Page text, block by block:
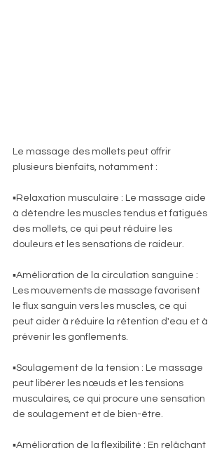
Le massage des mollets peut offrir
plusieurs bienfaits, notamment :
▪️Relaxation musculaire : Le massage aide
à détendre les muscles tendus et fatigués
des mollets, ce qui peut réduire les
douleurs et les sensations de raideur.
▪️Amélioration de la circulation sanguine :
Les mouvements de massage favorisent
le flux sanguin vers les muscles, ce qui
peut aider à réduire la rétention d'eau et à
prévenir les gonflements.
▪️Soulagement de la tension : Le massage
peut libérer les nœuds et les tensions
musculaires, ce qui procure une sensation
de soulagement et de bien-être.
▪️Amélioration de la flexibilité : En relâchant